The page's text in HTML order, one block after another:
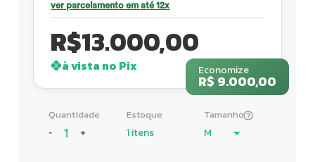
ver parcelamento em até 12x
R$13.000,00
à vista no Pix Economize
R$ 9.000,00
Quantidade
- +
Estoque
1 itens
Tamanho